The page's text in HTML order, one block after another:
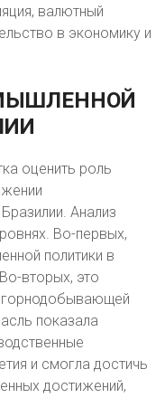
валютный
в экономику и
оценить роль
Анализ
Во-первых,
политики в
вторых, это
горнодобывающей
показала
и смогла достичь
достижений,